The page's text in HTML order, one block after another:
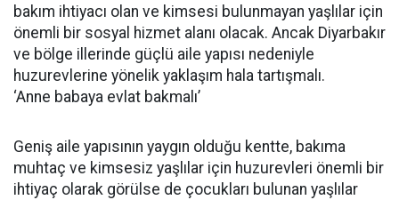
bakım ihtiyacı olan ve kimsesi bulunmayan yaşlılar için
önemli bir sosyal hizmet alanı olacak. Ancak Diyarbakır
ve bölge illerinde güçlü aile yapısı nedeniyle
huzurevlerine yönelik yaklaşım hala tartışmalı.
‘Anne babaya evlat bakmalı’
Geniş aile yapısının yaygın olduğu kentte, bakıma
muhtaç ve kimsesiz yaşlılar için huzurevleri önemli bir
ihtiyaç olarak görülse de çocukları bulunan yaşlılar